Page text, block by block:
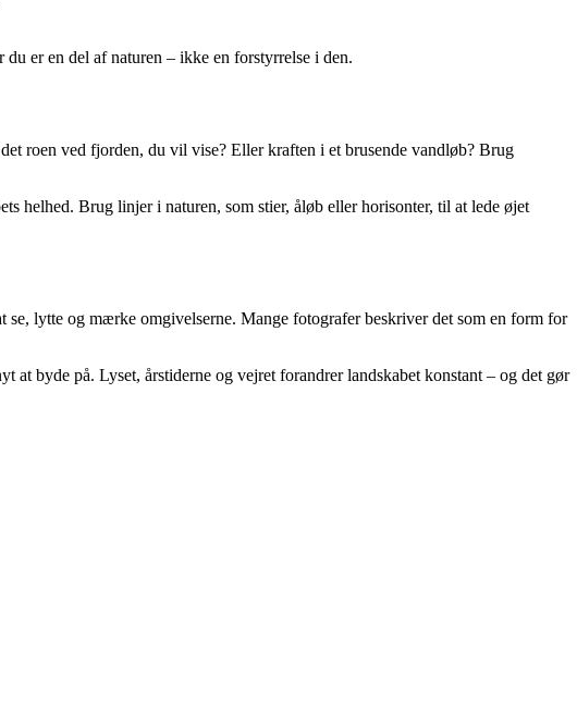
er en del af naturen – ikke en forstyrrelse i den.
roen ved fjorden, du vil vise? Eller kraften i et brusende vandløb? Brug
helhed. Brug linjer i naturen, som stier, åløb eller horisonter, til at lede øjet
lytte og mærke omgivelserne. Mange fotografer beskriver det som en form for
byde på. Lyset, årstiderne og vejret forandrer landskabet konstant – og det gør